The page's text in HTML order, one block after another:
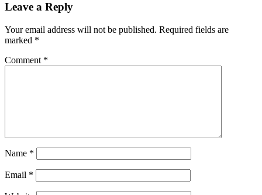
Leave a Reply
Your email address will not be published. Required fields are
marked *
Comment *
Name *
Email *